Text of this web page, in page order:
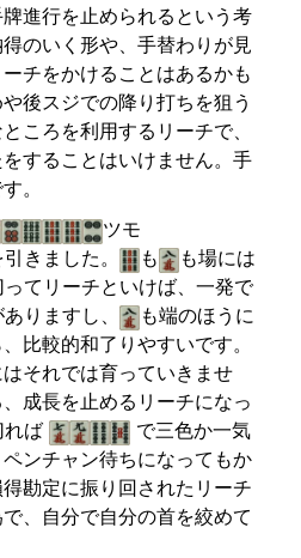
進行を止められるという考
のいく形や、手替わりが見
チをかけることはあるかも
後スジでの降り打ちを狙う
ころを利用するリーチで、
することはいけません。手
。
ツモ
引きました。 も
も場には
ってリーチといけば、一発で
りますし、
も端のほうに
比較的和了りやすいです。
それでは育っていきませ
成長を止めるリーチになっ
れば
で三色か一気
ンチャン待ちになってもか
勘定に振り回されたリーチ
、自分で自分の首を絞めて